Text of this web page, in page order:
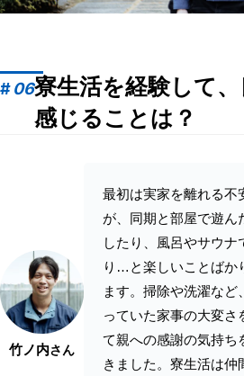
#06寮生活を経験して
感じることは？
竹ノ内さん
最初は実家を離れる不
が、同期と部屋で遊ん
したり、風呂やサウナ
り…と楽しいことばか
ます。掃除や洗濯など
っていた家事の大変さ
て親への感謝の気持ち
きました。寮生活は仲